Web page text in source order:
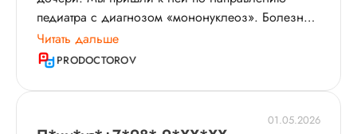
педиатра с диагнозом «мононуклеоз​». Болезнь
протекала крайне тяжело, с осложнениями.
Несмотря на плотную запись, Анна
Александровна пошла нам навстречу, приняла
нас и отнеслась к ситуации с полной
ответственностью. На приёме дочке было
Читать дальше
PRODOCTOROV
01.05.2026